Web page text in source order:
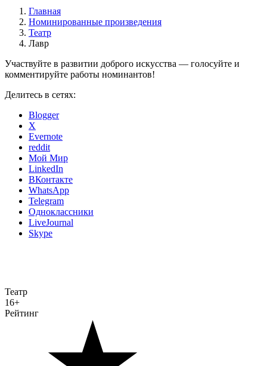
Главная
Номинированные произведения
Театр
Лавр
Участвуйте в развитии доброго искусства — голосуйте и
комментируйте работы номинантов!
Делитесь в сетях:
Blogger
X
Evernote
reddit
Мой Мир
LinkedIn
ВКонтакте
WhatsApp
Telegram
Одноклассники
LiveJournal
Skype
Театр
16+
Рейтинг